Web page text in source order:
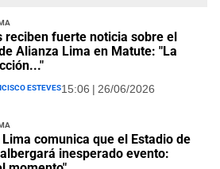
reciben fuerte noticia sobre el
Alianza Lima en Matute: "La
Esteves15:06 | 26/06/2026
comunica que el Estadio de
inesperado evento: